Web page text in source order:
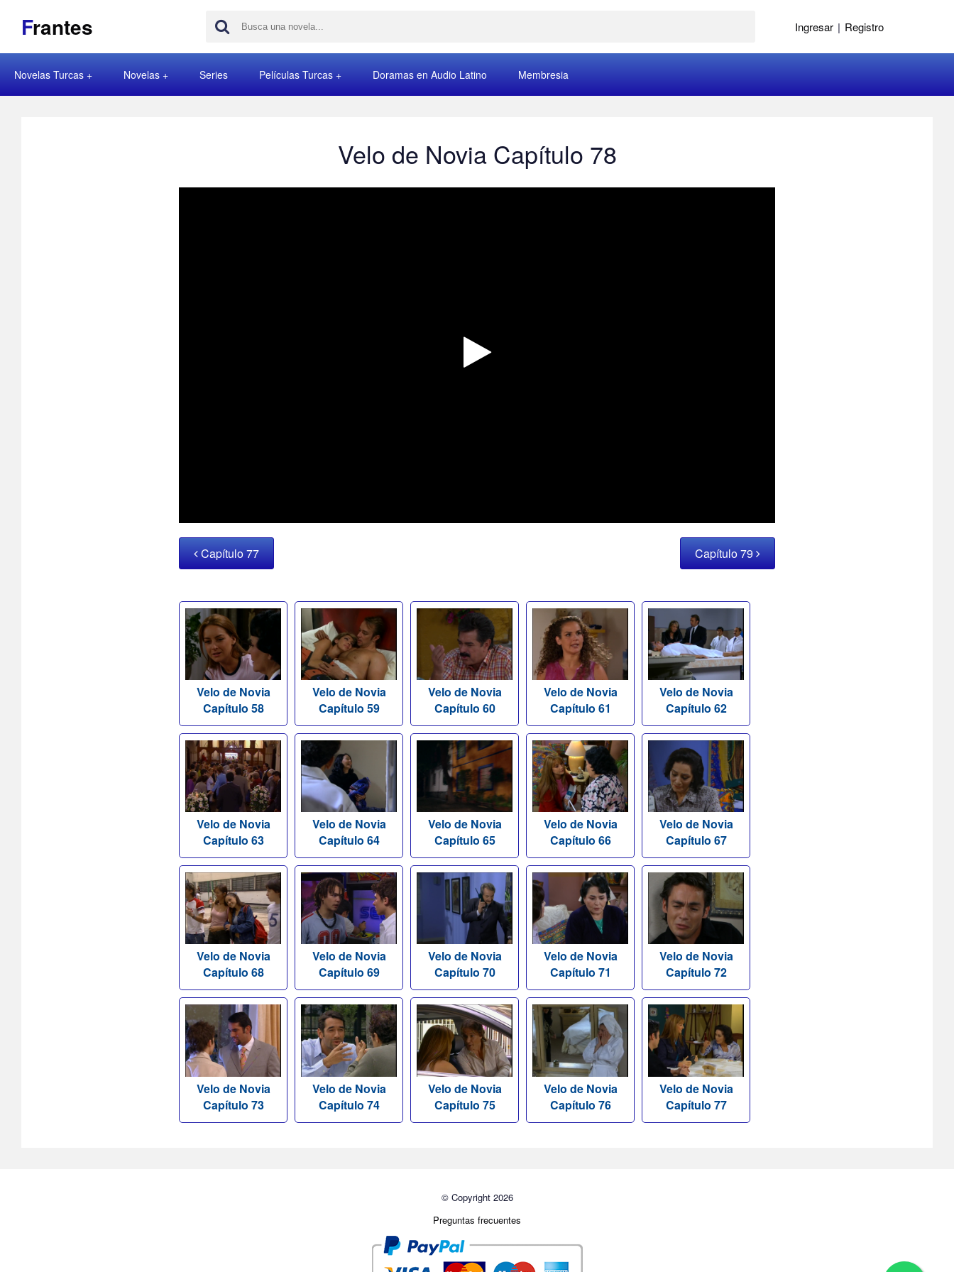
Frantes Ingresar | Registro
Novelas Turcas Novelas Series Películas Turcas Doramas en Audio Latino Membresia
Velo de Novia Capítulo 78
Capítulo 77 Capítulo 79
Velo de Novia
Capítulo 58
Velo de Novia
Capítulo 59
Velo de Novia
Capítulo 60
Velo de Novia
Capítulo 61
Velo de Novia
Capítulo 62
Velo de Novia
Capítulo 63
Velo de Novia
Capítulo 64
Velo de Novia
Capítulo 65
Velo de Novia
Capítulo 66
Velo de Novia
Capítulo 67
Velo de Novia
Capítulo 68
Velo de Novia
Capítulo 69
Velo de Novia
Capítulo 70
Velo de Novia
Capítulo 71
Velo de Novia
Capítulo 72
Velo de Novia
Capítulo 73
Velo de Novia
Capítulo 74
Velo de Novia
Capítulo 75
Velo de Novia
Capítulo 76
Velo de Novia
Capítulo 77
© Copyright 2026
Preguntas frecuentes